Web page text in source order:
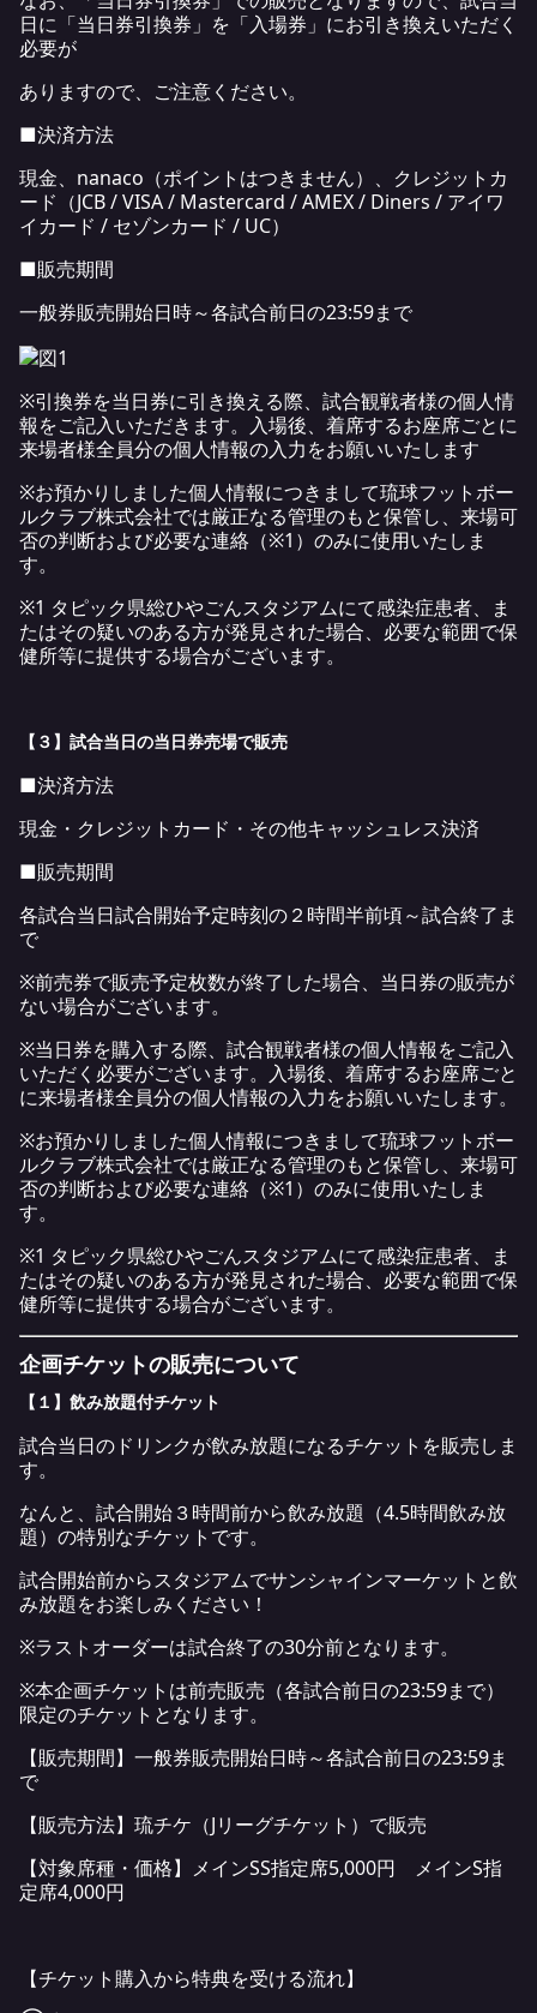
日に「当日券引換券」を「入場券」にお引き換えいただく
必要が
ありますので、ご注意ください。
■決済方法
現金、nanaco（ポイントはつきません）、クレジットカ
ード（JCB / VISA / Mastercard / AMEX / Diners / アイワ
イカード / セゾンカード / UC）
■販売期間
一般券販売開始日時～各試合前日の23:59まで
※引換券を当日券に引き換える際、試合観戦者様の個人情
報をご記入いただきます。入場後、着席するお座席ごとに
来場者様全員分の個人情報の入力をお願いいたします
※お預かりしました個人情報につきまして琉球フットボー
ルクラブ株式会社では厳正なる管理のもと保管し、来場可
否の判断および必要な連絡（※1）のみに使用いたしま
す。
※1 タピック県総ひやごんスタジアムにて感染症患者、ま
たはその疑いのある方が発見された場合、必要な範囲で保
健所等に提供する場合がございます。
【３】試合当日の当日券売場で販売
■決済方法
現金・クレジットカード・その他キャッシュレス決済
■販売期間
各試合当日試合開始予定時刻の２時間半前頃～試合終了ま
で
※前売券で販売予定枚数が終了した場合、当日券の販売が
ない場合がございます。
※当日券を購入する際、試合観戦者様の個人情報をご記入
いただく必要がございます。入場後、着席するお座席ごと
に来場者様全員分の個人情報の入力をお願いいたします。
※お預かりしました個人情報につきまして琉球フットボー
ルクラブ株式会社では厳正なる管理のもと保管し、来場可
否の判断および必要な連絡（※1）のみに使用いたしま
す。
※1 タピック県総ひやごんスタジアムにて感染症患者、ま
たはその疑いのある方が発見された場合、必要な範囲で保
健所等に提供する場合がございます。
企画チケットの販売について
【１】飲み放題付チケット
試合当日のドリンクが飲み放題になるチケットを販売しま
す。
なんと、試合開始３時間前から飲み放題（4.5時間飲み放
題）の特別なチケットです。
試合開始前からスタジアムでサンシャインマーケットと飲
み放題をお楽しみください！
※ラストオーダーは試合終了の30分前となります。
※本企画チケットは前売販売（各試合前日の23:59まで）
限定のチケットとなります。
【販売期間】一般券販売開始日時～各試合前日の23:59ま
で
【販売方法】琉チケ（Jリーグチケット）で販売
【対象席種・価格】メインSS指定席5,000円 メインS指
定席4,000円
【チケット購入から特典を受ける流れ】